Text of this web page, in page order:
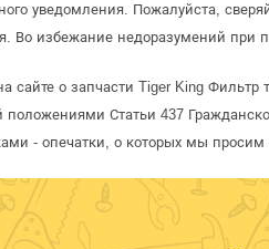
уведомления. Пожалуйста,
Во избежание недоразумений при
сайте о запчасти Tiger King Фильтр
положениями Статьи 437
- опечатки, о которых мы